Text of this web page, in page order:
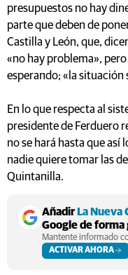
presupuestos no hay
parte que deben de
Castilla y León, que,
«no hay problema»,
esperando; «la situación
En lo que respecta al
presidente de Ferduero
no se hará hasta que
nadie quiere tomar las
Quintanilla.
AñadirLa Nueva
Google de forma
Mantente informado
ACTIVAR AHORA